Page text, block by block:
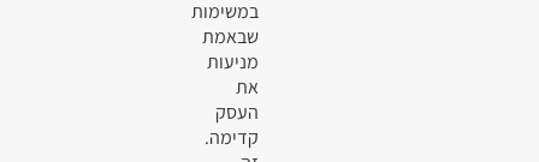
במשימות
שבאמת
מניעות
את
העסק
קדימה.